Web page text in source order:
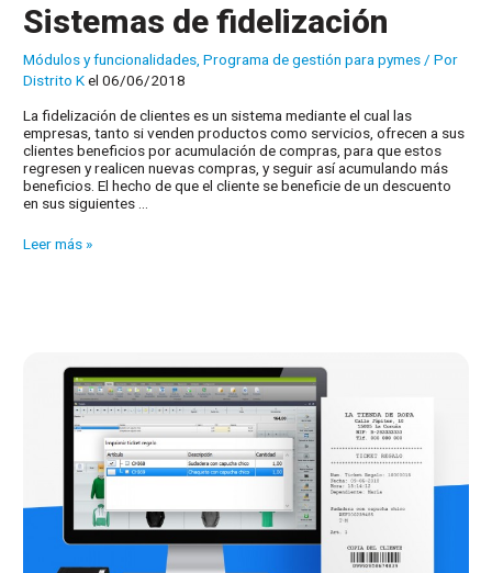
Sistemas de fidelización
Módulos y funcionalidades ,Programa de gestión para pymes / Por
Distrito Kel 06/06/2018
La fidelización de clientes es un sistema mediante el cual las
empresas, tanto si venden productos como servicios, ofrecen a sus
clientes beneficios por acumulación de compras, para que estos
regresen y realicen nuevas compras, y seguir así acumulando más
beneficios. El hecho de que el cliente se beneficie de un descuento
en sus siguientes …
Sistemas
Leer más »